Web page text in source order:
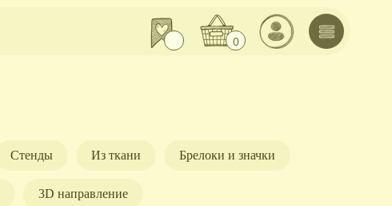
0
Стенды Из ткани Брелоки и значки
3D направление